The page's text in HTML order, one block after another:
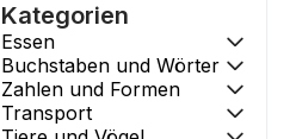
Kategorien
Essen
Buchstaben und Wörter
Zahlen und Formen
Transport